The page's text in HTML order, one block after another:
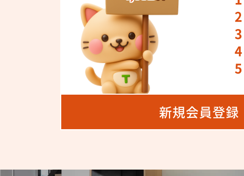
忙しい毎日の
さらに、周辺
通勤・通学、
毎日を丁寧に
家族の「今」
新規会員登録